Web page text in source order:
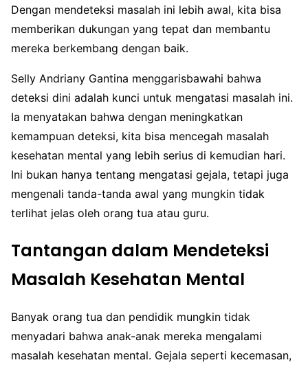
Dengan mendeteksi masalah ini lebih awal, kita bisa
memberikan dukungan yang tepat dan membantu
mereka berkembang dengan baik.
Selly Andriany Gantina menggarisbawahi bahwa
deteksi dini adalah kunci untuk mengatasi masalah ini.
Ia menyatakan bahwa dengan meningkatkan
kemampuan deteksi, kita bisa mencegah masalah
kesehatan mental yang lebih serius di kemudian hari.
Ini bukan hanya tentang mengatasi gejala, tetapi juga
mengenali tanda-tanda awal yang mungkin tidak
terlihat jelas oleh orang tua atau guru.
Tantangan dalam Mendeteksi
Masalah Kesehatan Mental
Banyak orang tua dan pendidik mungkin tidak
menyadari bahwa anak-anak mereka mengalami
masalah kesehatan mental. Gejala seperti kecemasan,